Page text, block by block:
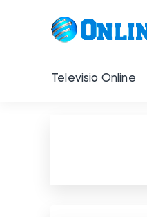
Televisio Online